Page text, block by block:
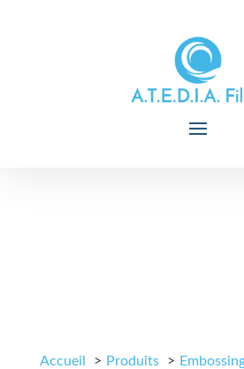
Accueil Produits